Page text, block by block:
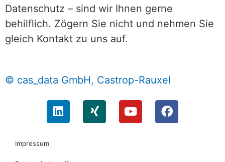
Datenschutz – sind wir Ihnen gerne
behilflich. Zögern Sie nicht und nehmen Sie
gleich Kontakt zu uns auf.
© cas_data GmbH, Castrop-Rauxel
Impressum